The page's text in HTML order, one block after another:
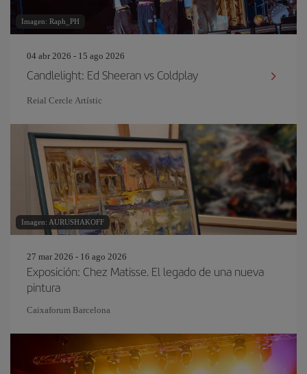
Imagen: Raph_PH
04 abr 2026 - 15 ago 2026
Candlelight: Ed Sheeran vs Coldplay
Reial Cercle Artístic
Imagen: AURUSHAKOFF
27 mar 2026 - 16 ago 2026
Exposición: Chez Matisse. El legado de una nueva
pintura
Caixaforum Barcelona